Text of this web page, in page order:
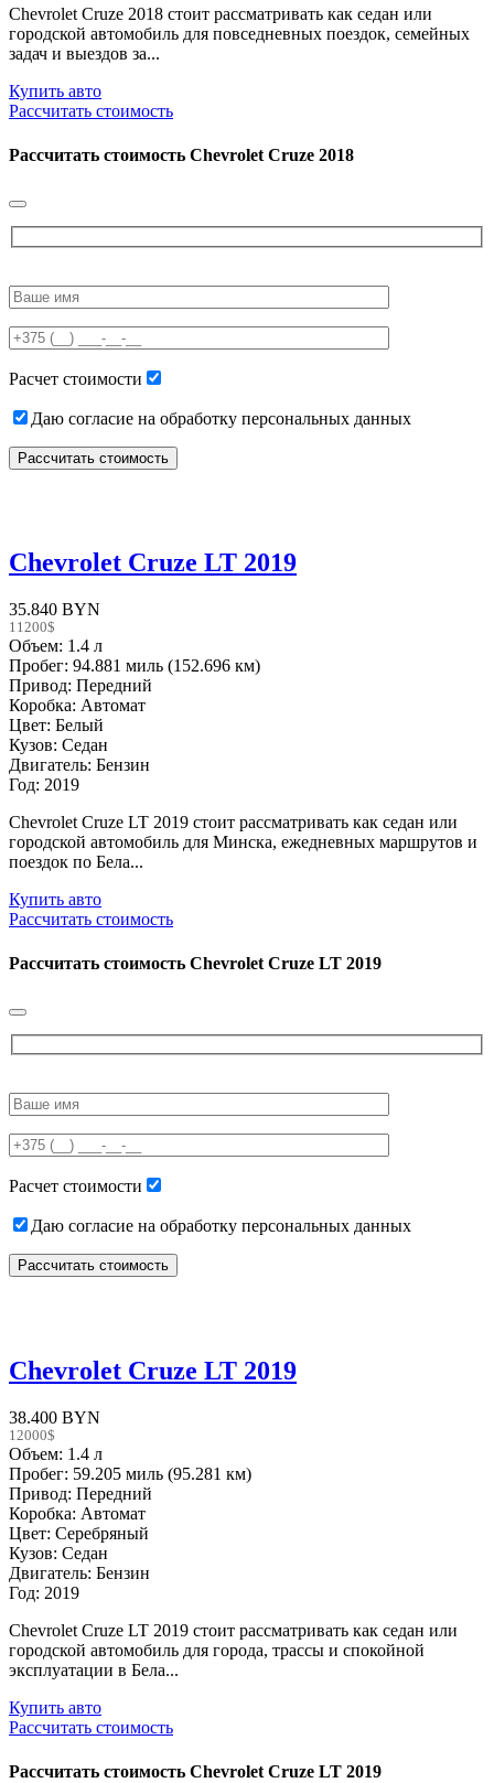
Chevrolet Cruze 2018 стоит рассматривать как седан или
городской автомобиль для повседневных поездок, семейных
задач и выездов за...
Купить авто
Рассчитать стоимость
Рассчитать стоимость Chevrolet Cruze 2018
leave
field
empty.
Расчет стоимости
Даю согласие на обработку персональных данных
Chevrolet Cruze LT 2019
35.840 BYN
11200$
Объем: 1.4 л
Пробег: 94.881 миль (152.696 км)
Привод: Передний
Коробка: Автомат
Цвет: Белый
Кузов: Седан
Двигатель: Бензин
Год: 2019
Chevrolet Cruze LT 2019 стоит рассматривать как седан или
городской автомобиль для Минска, ежедневных маршрутов и
поездок по Бела...
Купить авто
Рассчитать стоимость
Рассчитать стоимость Chevrolet Cruze LT 2019
leave
field
Расчет стоимости
Даю согласие на обработку персональных данных
Chevrolet Cruze LT 2019
38.400 BYN
12000$
Объем: 1.4 л
Пробег: 59.205 миль (95.281 км)
Привод: Передний
Коробка: Автомат
Цвет: Серебряный
Кузов: Седан
Двигатель: Бензин
Год: 2019
Chevrolet Cruze LT 2019 стоит рассматривать как седан или
городской автомобиль для города, трассы и спокойной
эксплуатации в Бела...
Купить авто
Рассчитать стоимость
Рассчитать стоимость Chevrolet Cruze LT 2019